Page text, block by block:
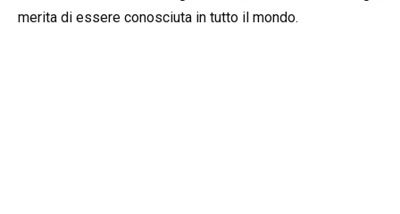
merita di essere conosciuta in tutto il mondo.